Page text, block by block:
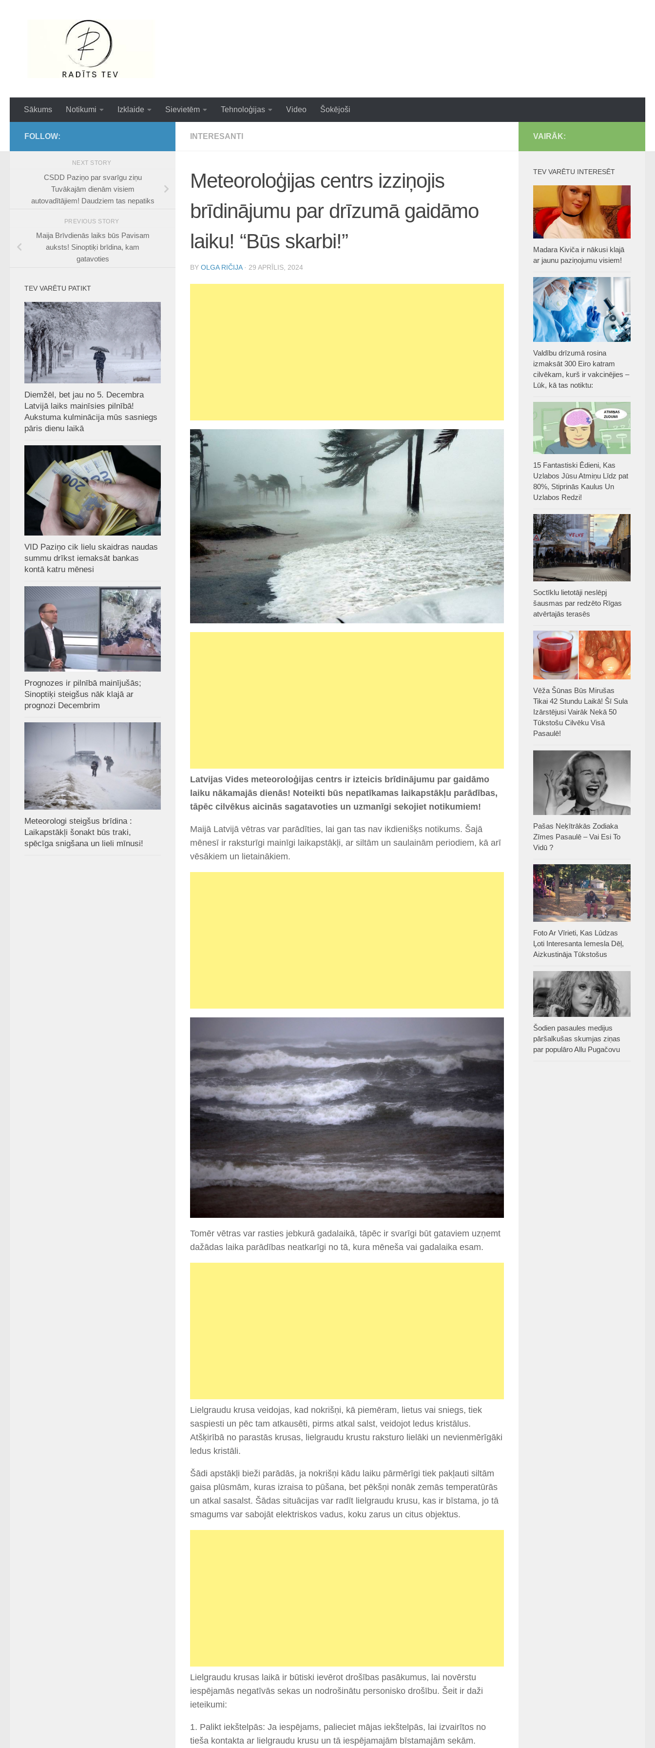
Sākums Notikumi Izklaide Sievietēm Tehnoloģijas Video Šokējoši
INTERESANTI
Meteoroloģijas centrs izziņojis
brīdinājumu par drīzumā gaidāmo
laiku! “Būs skarbi!”
BY OLGA RIČIJA · 29 APRĪLIS, 2024
Latvijas Vides meteoroloģijas centrs ir izteicis brīdinājumu par gaidāmo
laiku nākamajās dienās! Noteikti būs nepatīkamas laikapstākļu parādības,
tāpēc cilvēkus aicinās sagatavoties un uzmanīgi sekojiet notikumiem!
Maijā Latvijā vētras var parādīties, lai gan tas nav ikdienišķs notikums. Šajā
mēnesī ir raksturīgi mainīgi laikapstākļi, ar siltām un saulainām periodiem, kā arī
vēsākiem un lietainākiem.
Tomēr vētras var rasties jebkurā gadalaikā, tāpēc ir svarīgi būt gataviem uzņemt
dažādas laika parādības neatkarīgi no tā, kura mēneša vai gadalaika esam.
Lielgraudu krusa veidojas, kad nokrišņi, kā piemēram, lietus vai sniegs, tiek
saspiesti un pēc tam atkausēti, pirms atkal salst, veidojot ledus kristālus.
Atšķirībā no parastās krusas, lielgraudu krustu raksturo lielāki un nevienmērīgāki
ledus kristāli.
Šādi apstākļi bieži parādās, ja nokrišņi kādu laiku pārmērīgi tiek pakļauti siltām
gaisa plūsmām, kuras izraisa to pūšana, bet pēkšņi nonāk zemās temperatūrās
un atkal sasalst. Šādas situācijas var radīt lielgraudu krusu, kas ir bīstama, jo tā
smagums var sabojāt elektriskos vadus, koku zarus un citus objektus.
Lielgraudu krusas laikā ir būtiski ievērot drošības pasākumus, lai novērstu
iespējamās negatīvās sekas un nodrošinātu personisko drošību. Šeit ir daži
ieteikumi:
1. Palikt iekštelpās: Ja iespējams, palieciet mājas iekštelpās, lai izvairītos no
tieša kontakta ar lielgraudu krusu un tā iespējamajām bīstamajām sekām.
FOLLOW:
NEXT STORY
CSDD Paziņo par svarīgu ziņu
Tuvākajām dienām visiem
autovadītājiem! Daudziem tas nepatiks
PREVIOUS STORY
Maija Brīvdienās laiks būs Pavisam
auksts! Sinoptiķi brīdina, kam
gatavoties
TEV VARĒTU PATIKT
Diemžēl, bet jau no 5. Decembra
Latvijā laiks mainīsies pilnībā!
Aukstuma kulminācija mūs sasniegs
pāris dienu laikā
VID Paziņo cik lielu skaidras naudas
summu drīkst iemaksāt bankas
kontā katru mēnesi
Prognozes ir pilnībā mainījušās;
Sinoptiķi steigšus nāk klajā ar
prognozi Decembrim
Meteorologi steigšus brīdina :
Laikapstākļi šonakt būs traki,
spēcīga snigšana un lieli mīnusi!
VAIRĀK:
TEV VARĒTU INTERESĒT
Madara Kiviča ir nākusi klajā
ar jaunu paziņojumu visiem!
Valdību drīzumā rosina
izmaksāt 300 Eiro katram
cilvēkam, kurš ir vakcinējies –
Lūk, kā tas notiktu:
15 Fantastiski Ēdieni, Kas
Uzlabos Jūsu Atmiņu Līdz pat
80%, Stiprinās Kaulus Un
Uzlabos Redzi!
Soctīklu lietotāji neslēpj
šausmas par redzēto Rīgas
atvērtajās terasēs
Vēža Šūnas Būs Mirušas
Tikai 42 Stundu Laikā! Šī Sula
Izārstējusi Vairāk Nekā 50
Tūkstošu Cilvēku Visā
Pasaulē!
Pašas Neķītrākās Zodiaka
Zīmes Pasaulē – Vai Esi To
Vidū ?
Foto Ar Vīrieti, Kas Lūdzas
Ļoti Interesanta Iemesla Dēļ,
Aizkustināja Tūkstošus
Šodien pasaules medijus
pāršalkušas skumjas ziņas
par populāro Allu Pugačovu